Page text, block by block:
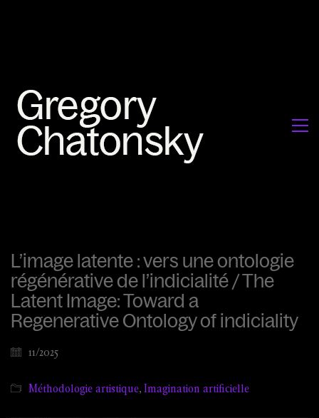
L’image latente : vers une ontologie
régénérative de l’indicialité / The
Latent Image: Toward a
Regenerative Ontology of indiciality
11/2025
Méthodologie artistique, Imagination artificielle